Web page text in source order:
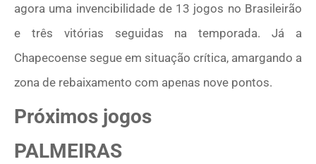
agora uma invencibilidade de 13 jogos no Brasileirão
e três vitórias seguidas na temporada. Já a
Chapecoense segue em situação crítica, amargando a
zona de rebaixamento com apenas nove pontos.
Próximos jogos
PALMEIRAS